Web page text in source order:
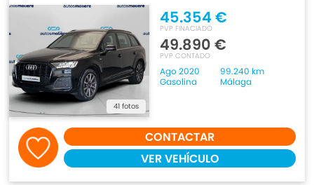
41 fotos
45.354 €
PVP FINACIADO
49.890 €
PVP CONTADO
Ago 2020
99.240 km
Gasolina
Málaga
CONTACTAR
VER VEHÍCULO